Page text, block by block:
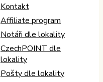
Kontakt
Affiliate program
Notáři dle lokality
CzechPOINT dle
lokality
Pošty dle lokality